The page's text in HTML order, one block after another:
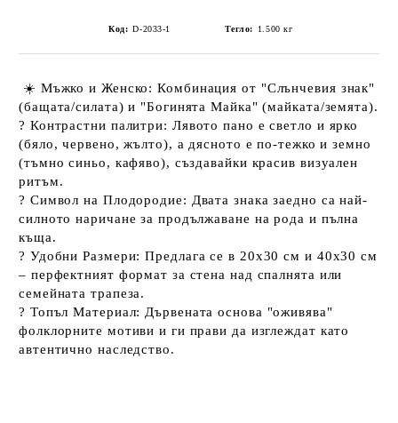
Код: D-2033-1 Тегло: 1.500 кг
☀️ Мъжко и Женско: Комбинация от "Слънчевия знак"
(бащата/силата) и "Богинята Майка" (майката/земята).
? Контрастни палитри: Лявото пано е светло и ярко
(бяло, червено, жълто), а дясното е по-тежко и земно
(тъмно синьо, кафяво), създавайки красив визуален
ритъм.
? Символ на Плодородие: Двата знака заедно са най-
силното наричане за продължаване на рода и пълна
къща.
? Удобни Размери: Предлага се в 20х30 см и 40х30 см
– перфектният формат за стена над спалнята или
семейната трапеза.
? Топъл Материал: Дървената основа "оживява"
фолклорните мотиви и ги прави да изглеждат като
автентично наследство.